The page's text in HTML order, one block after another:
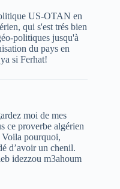
US-OTAN en
qui s'est trés bien
politiques jusqu'à
du pays en
si Ferhat!
moi de mes
ce proverbe algérien
pourquoi,
d’avoir un chenil.
idezzou m3ahoum